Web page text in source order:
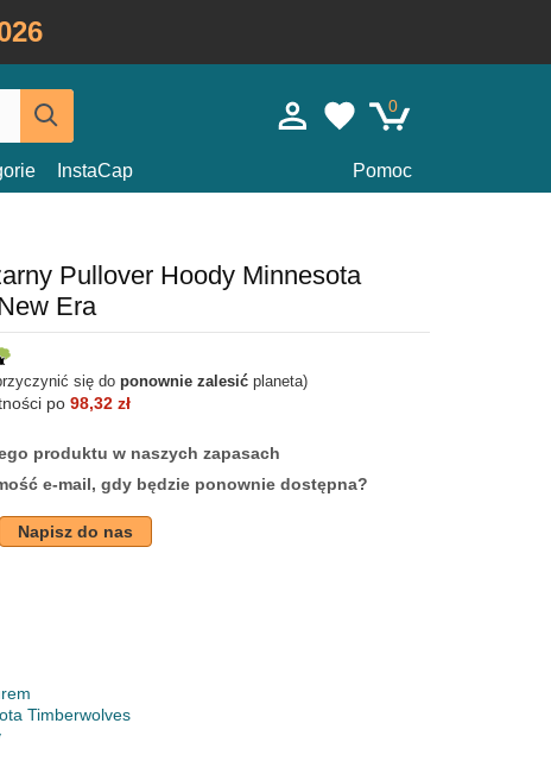
0
InstaCap Pomoc
Pullover Hoody Minnesota
Era
się do ponownie zalesić planeta)
po 98,32 zł
produktu w naszych zapasach
e-mail, gdy będzie ponownie dostępna?
Napisz do nas
Timberwolves